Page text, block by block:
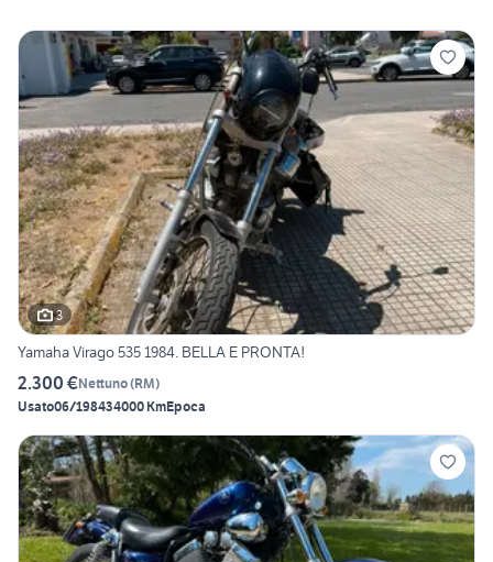
3
Yamaha Virago 535 1984. BELLA E PRONTA!
2.300 €Nettuno(RM)
Usato06/198434000 KmEpoca